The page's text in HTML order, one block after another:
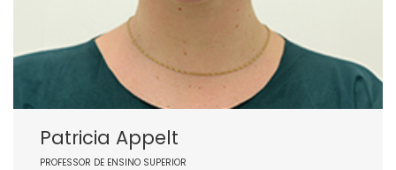
Patricia Appelt
PROFESSOR DE ENSINO SUPERIOR